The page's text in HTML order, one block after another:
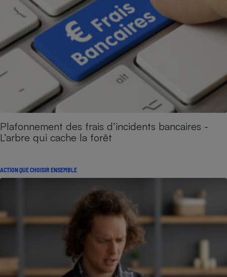
Plafonnement des frais d’incidents bancaires -
L’arbre qui cache la forêt
ACTION QUE CHOISIR ENSEMBLE